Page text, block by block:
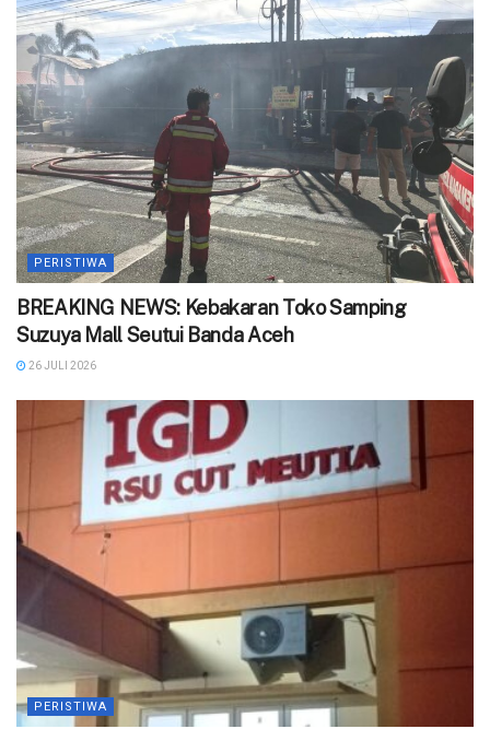
PERISTIWA
BREAKING NEWS: Kebakaran Toko Samping
Suzuya Mall Seutui Banda Aceh
26 JULI 2026
PERISTIWA